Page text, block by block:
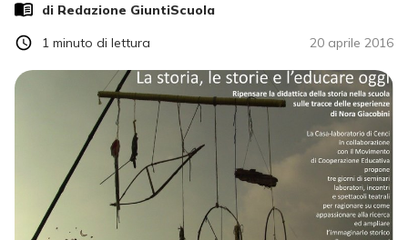
di Redazione GiuntiScuola
20 aprile 2016
1 minuto di lettura